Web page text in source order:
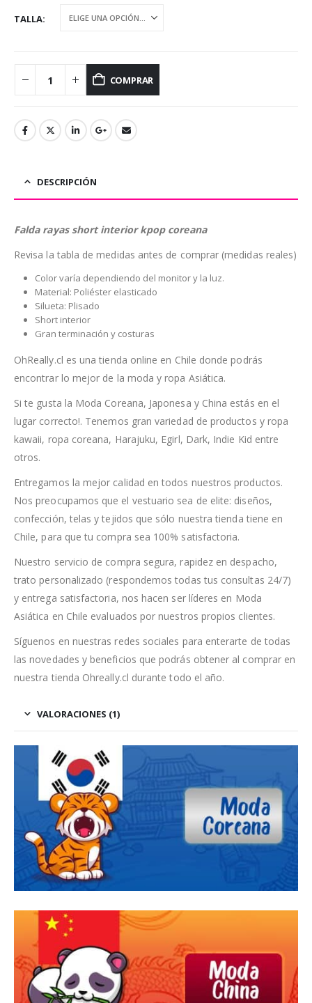
TALLA
COMPRAR
DESCRIPCIÓN
Falda rayas short interior kpop coreana
Revisa la tabla de medidas antes de comprar (medidas reales)
Color varía dependiendo del monitor y la luz.
Material: Poliéster elasticado
Silueta: Plisado
Short interior
Gran terminación y costuras
OhReally.cl es una tienda online en Chile donde podrás
encontrar lo mejor de la moda y ropa Asiática.
Si te gusta la Moda Coreana, Japonesa y China estás en el
lugar correcto!. Tenemos gran variedad de productos y ropa
kawaii, ropa coreana, Harajuku, Egirl, Dark, Indie Kid entre
otros.
Entregamos la mejor calidad en todos nuestros productos.
Nos preocupamos que el vestuario sea de elite: diseños,
confección, telas y tejidos que sólo nuestra tienda tiene en
Chile, para que tu compra sea 100% satisfactoria.
Nuestro servicio de compra segura, rapidez en despacho,
trato personalizado (respondemos todas tus consultas 24/7)
y entrega satisfactoria, nos hacen ser líderes en Moda
Asiática en Chile evaluados por nuestros propios clientes.
Síguenos en nuestras redes sociales para enterarte de todas
las novedades y beneficios que podrás obtener al comprar en
nuestra tienda Ohreally.cl durante todo el año.
VALORACIONES (1)